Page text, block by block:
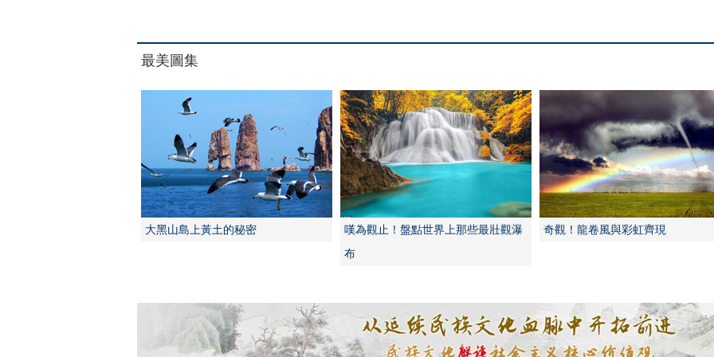
最美圖集
大黑山島上黃土的秘密
嘆為觀止！盤點世界上那些最壯觀瀑
布
奇觀！龍卷風與彩虹齊現